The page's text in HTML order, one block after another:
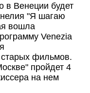
в Венеции будет
"Я шагаю
вошла
Venezia
фильмов.
пройдет 4
на нем